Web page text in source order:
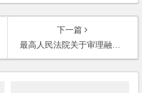
下一篇
最高人民法院关于审理融资租赁合同纠纷案件适用法律问题的解释